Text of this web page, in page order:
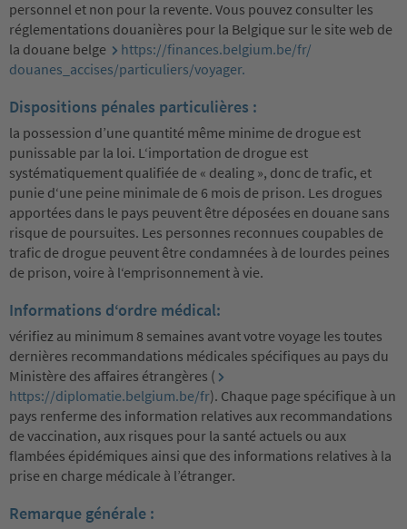
personnel et non pour la revente. Vous pouvez consulter les
réglementations douanières pour la Belgique sur le site web de
la douane belge
https://finances.belgium.be/fr/
douanes_accises/particuliers/voyager.
Dispositions pénales particulières :
la possession d’une quantité même minime de drogue est
punissable par la loi. L‘importation de drogue est
systématiquement qualifiée de « dealing », donc de trafic, et
punie d‘une peine minimale de 6 mois de prison. Les drogues
apportées dans le pays peuvent être déposées en douane sans
risque de poursuites. Les personnes reconnues coupables de
trafic de drogue peuvent être condamnées à de lourdes peines
de prison, voire à l‘emprisonnement à vie.
Informations d‘ordre médical:
vérifiez au minimum 8 semaines avant votre voyage les toutes
dernières recommandations médicales spécifiques au pays du
Ministère des affaires étrangères (
https://diplomatie.belgium.be/fr). Chaque page spécifique à un
pays renferme des information relatives aux recommandations
de vaccination, aux risques pour la santé actuels ou aux
flambées épidémiques ainsi que des informations relatives à la
prise en charge médicale à l’étranger.
Remarque générale :